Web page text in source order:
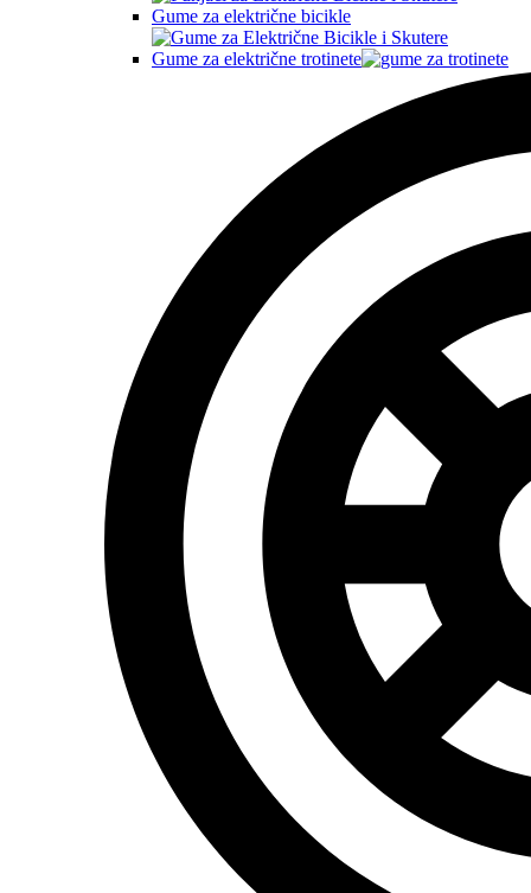
Gume za električne bicikle
Gume za električne trotinete